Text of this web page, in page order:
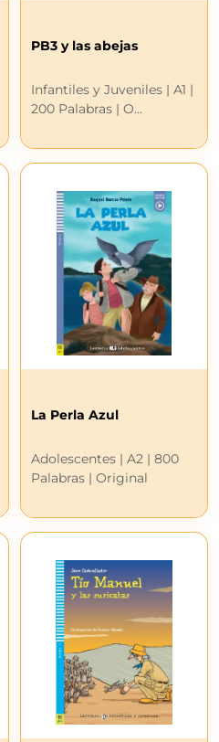
PB3 y las abejas
Infantiles y Juveniles | A1 |
200 Palabras | O...
La Perla Azul
Adolescentes | A2 | 800
Palabras | Original